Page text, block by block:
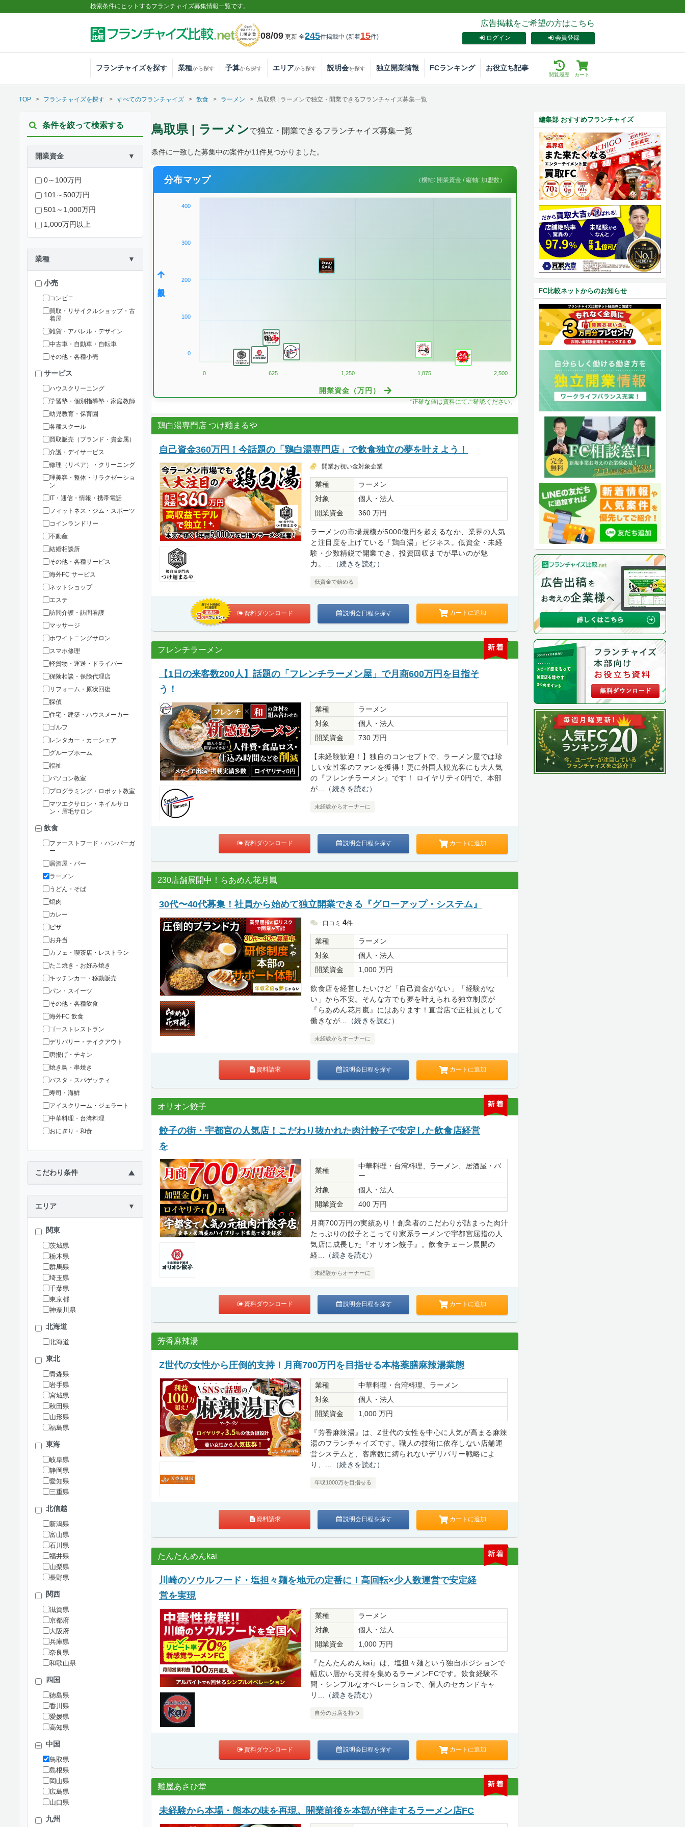
検索条件にヒットするフランチャイズ募集情報一覧です。
08/09 更新 全245件掲載中 (新着15件)
広告掲載をご希望の方はこちら
会員登録
ログイン
フランチャイズを探す 業種から探す 予算から探す エリアから探す 説明会を探す 独立開業情報 FCランキング お役立ち記事
カート
閲覧履歴
TOP フランチャイズを探す すべてのフランチャイズ 飲食 ラーメン 鳥取県 | ラーメンで独立・開業できるフランチャイズ募集一覧
条件を絞って検索する
開業資金 ▼
0～100万円
101～500万円
501～1,000万円
1,000万円以上
業種 ▼
小売
コンビニ
買取・リサイクルショップ・古
着屋
雑貨・アパレル・デザイン
中古車・自動車・自転車
その他・各種小売
サービス
ハウスクリーニング
学習塾・個別指導塾・家庭教師
幼児教育・保育園
各種スクール
買取販売（ブランド・貴金属）
介護・デイサービス
修理（リペア）・クリーニング
理美容・整体・リラクゼーショ
ン
IT・通信・情報・携帯電話
フィットネス・ジム・スポーツ
コインランドリー
不動産
結婚相談所
その他・各種サービス
海外FC サービス
ネットショップ
エステ
訪問介護・訪問看護
マッサージ
ホワイトニングサロン
スマホ修理
軽貨物・運送・ドライバー
保険相談・保険代理店
リフォーム・原状回復
探偵
住宅・建築・ハウスメーカー
ゴルフ
レンタカー・カーシェア
グループホーム
福祉
パソコン教室
プログラミング・ロボット教室
マツエクサロン・ネイルサロ
ン・眉毛サロン
飲食
ファーストフード・ハンバーガ
ー
居酒屋・バー
ラーメン
うどん・そば
焼肉
カレー
ピザ
お弁当
カフェ・喫茶店・レストラン
たこ焼き・お好み焼き
キッチンカー・移動販売
パン・スイーツ
その他・各種飲食
海外FC 飲食
ゴーストレストラン
デリバリー・テイクアウト
唐揚げ・チキン
焼き鳥・串焼き
パスタ・スパゲッティ
寿司・海鮮
アイスクリーム・ジェラート
中華料理・台湾料理
おにぎり・和食
こだわり条件 ▶
エリア ▼
関東
茨城県
栃木県
群馬県
埼玉県
千葉県
東京都
神奈川県
北海道
北海道
東北
青森県
岩手県
宮城県
秋田県
山形県
福島県
東海
岐阜県
静岡県
愛知県
三重県
北信越
新潟県
富山県
石川県
福井県
山梨県
長野県
関西
滋賀県
京都府
大阪府
兵庫県
奈良県
和歌山県
四国
徳島県
香川県
愛媛県
高知県
中国
鳥取県
島根県
岡山県
広島県
山口県
九州
鳥取県 | ラーメンで独立・開業できるフランチャイズ募集一覧
条件に一致した募集中の案件が11件見つかりました。
分布マップ （横軸: 開業資金 / 縦軸: 加盟数）
400
300
200
100
0
0 625 1,250 1,875 2,500
開業資金（万円）
*正確な値は資料にてご確認ください。
鶏白湯専門店 つけ麺まるや
自己資金360万円！今話題の「鶏白湯専門店」で飲食独立の夢を叶えよう！
開業お祝い金対象企業
業種
ラーメン
対象
個人・法人
開業資金
360 万円
ラーメンの市場規模が5000億円を超えるなか、業界の人気
と注目度を上げている「鶏白湯」ビジネス。低資金・未経
験・少数精鋭で開業でき、投資回収までが早いのが魅
力。...
（続きを読む）
低資金で始める
資料ダウンロード 説明会日程を探す カートに追加
新
着
フレンチラーメン
【1日の来客数200人】話題の「フレンチラーメン屋」で月商600万円を目指そ
う！
業種
ラーメン
対象
個人・法人
開業資金
730 万円
【未経験歓迎！】独自のコンセプトで、ラーメン屋では珍
しい女性客のファンを獲得！更に外国人観光客にも大人気
の『フレンチラーメン』です！ ロイヤリティ0円で、本部
が...
（続きを読む）
未経験からオーナーに
資料ダウンロード 説明会日程を探す カートに追加
230店舗展開中！らあめん花月嵐
30代〜40代募集！社員から始めて独立開業できる『グローアップ・システム』
口コミ 4件
業種
ラーメン
対象
個人・法人
開業資金
1,000 万円
飲食店を経営したいけど「自己資金がない」「経験がな
い」から不安。そんな方でも夢を叶えられる独立制度が
『らあめん花月嵐』にはあります！直営店で正社員として
働きなが...
（続きを読む）
未経験からオーナーに
資料請求 説明会日程を探す カートに追加
新
着
オリオン餃子
餃子の街・宇都宮の人気店！こだわり抜かれた肉汁餃子で安定した飲食店経営
を
業種
中華料理・台湾料理、ラーメン、居酒屋・バ
ー
対象
個人・法人
開業資金
400 万円
月商700万円の実績あり！創業者のこだわりが詰まった肉汁
たっぷりの餃子とこってり家系ラーメンで宇都宮屈指の人
気店に成長した『オリオン餃子』。飲食チェーン展開の
経...
（続きを読む）
未経験からオーナーに
資料ダウンロード 説明会日程を探す カートに追加
芳香麻辣湯
Z世代の女性から圧倒的支持！月商700万円を目指せる本格薬膳麻辣湯業態
業種
中華料理・台湾料理、ラーメン
対象
個人・法人
開業資金
1,000 万円
『芳香麻辣湯』は、Z世代の女性を中心に人気が高まる麻辣
湯のフランチャイズです。職人の技術に依存しない店舗運
営システムと、客席数に縛られないデリバリー戦略によ
り、...
（続きを読む）
年収1000万を目指せる
資料請求 説明会日程を探す カートに追加
新
着
たんたんめんkai
川崎のソウルフード・塩担々麺を地元の定番に！高回転×少人数運営で安定経
営を実現
業種
ラーメン
対象
個人・法人
開業資金
1,000 万円
『たんたんめんkai』は、塩担々麺という独自ポジションで
幅広い層から支持を集めるラーメンFCです。飲食経験不
問・シンプルなオペレーションで、個人のセカンドキャ
リ...
（続きを読む）
自分のお店を持つ
資料ダウンロード 説明会日程を探す カートに追加
新
着
麺屋あさひ堂
未経験から本場・熊本の味を再現。開業前後を本部が伴走するラーメン店FC
編集部 おすすめフランチャイズ
FC比較ネットからのお知らせ